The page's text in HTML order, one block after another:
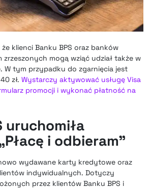
klienci Banku BPS oraz banków
zrzeszonych mogą wziąć udział także w
W tym przypadku do zgarnięcia jest
zł. Wystarczy aktywować usługę Visa
promocji i wykonać płatność na
uruchomiła
i odbieram”
wydawane karty kredytowe oraz
indywidualnych. Dotyczy
przez klientów Banku BPS i